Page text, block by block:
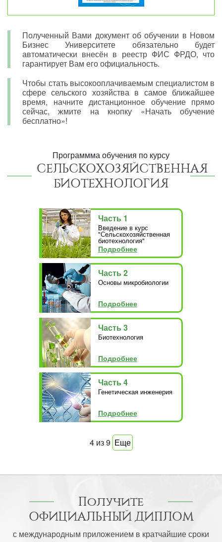
Полученный Вами документ об обучении в Новом
Бизнес Университете обязательно будет
автоматически внесён в реестр ФИС ФРДО, что
гарантирует Вам его официальность.
Чтобы стать высокооплачиваемым специалистом в
сфере сельского хозяйства в самое ближайшее
время, начните дистанционное обучение прямо
сейчас, жмите на кнопку «Начать обучение
бесплатно»!
Программма обучения по курсу
СЕЛЬСКОХОЗЯЙСТВЕННАЯ
БИОТЕХНОЛОГИЯ
Часть 1
Введение в курс
"Сельскохозяйственная
биотехнология"
Подробнее
Часть 2
Основы микробиологии
Подробнее
Часть 3
Биотехнология
Подробнее
Часть 4
Генетическая инженерия
Подробнее
4из9 Еще
Получите
ОФИЦИАЛЬНЫЙ ДИПЛОМ
с международным приложением в кратчайшие сроки